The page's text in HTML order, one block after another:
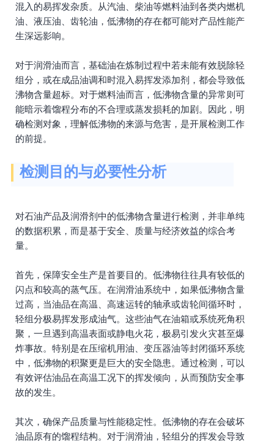
混入的易挥发杂质。从汽油、柴油等燃料油到各类内燃机
油、液压油、齿轮油，低沸物的存在都可能对产品性能产
生深远影响。
对于润滑油而言，基础油在炼制过程中若未能有效脱除轻
组分，或在成品油调和时混入易挥发添加剂，都会导致低
沸物含量超标。对于燃料油而言，低沸物含量的异常则可
能暗示着馏程分布的不合理或蒸发损耗的加剧。因此，明
确检测对象，理解低沸物的来源与危害，是开展检测工作
的前提。
检测目的与必要性分析
对石油产品及润滑剂中的低沸物含量进行检测，并非单纯
的数据积累，而是基于安全、质量与经济效益的综合考
量。
首先，保障安全生产是首要目的。低沸物往往具有较低的
闪点和较高的蒸气压。在润滑油系统中，如果低沸物含量
过高，当油品在高温、高速运转的轴承或齿轮间循环时，
轻组分极易挥发形成油气。这些油气在油箱或系统死角积
聚，一旦遇到高温表面或静电火花，极易引发火灾甚至爆
炸事故。特别是在压缩机用油、变压器油等封闭循环系统
中，低沸物的积聚更是巨大的安全隐患。通过检测，可以
有效评估油品在高温工况下的挥发倾向，从而预防安全事
故的发生。
其次，确保产品质量与性能稳定性。低沸物的存在会破坏
油品原有的馏程结构。对于润滑油，轻组分的挥发会导致